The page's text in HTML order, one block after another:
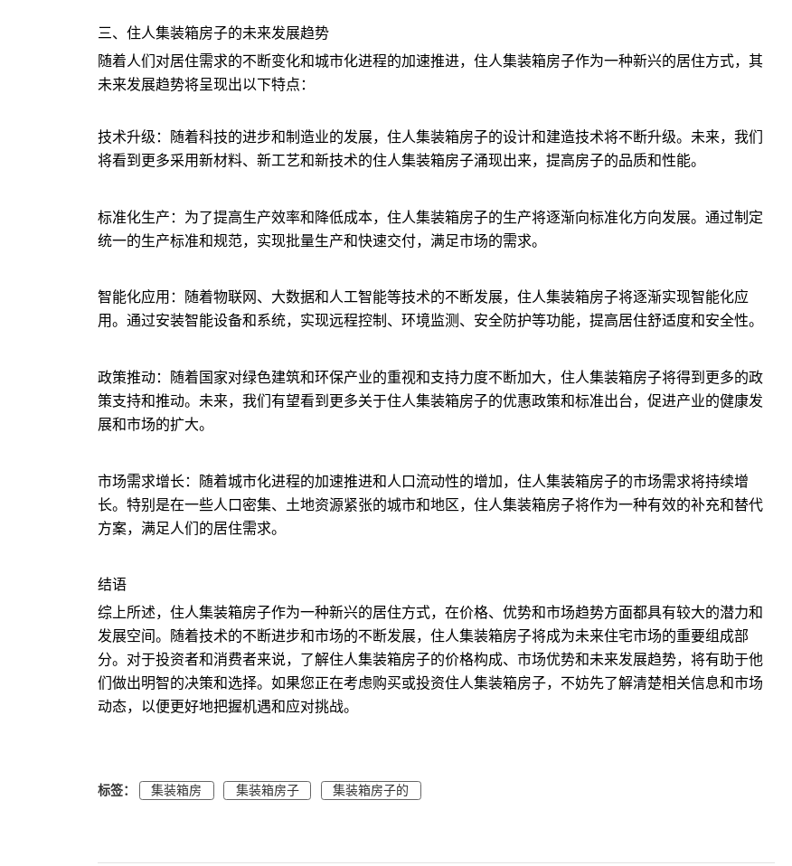
三、住人集装箱房子的未来发展趋势
随着人们对居住需求的不断变化和城市化进程的加速推进，住人集装箱房子作为一种新兴的居住方式，其
未来发展趋势将呈现出以下特点：
技术升级：随着科技的进步和制造业的发展，住人集装箱房子的设计和建造技术将不断升级。未来，我们
将看到更多采用新材料、新工艺和新技术的住人集装箱房子涌现出来，提高房子的品质和性能。
标准化生产：为了提高生产效率和降低成本，住人集装箱房子的生产将逐渐向标准化方向发展。通过制定
统一的生产标准和规范，实现批量生产和快速交付，满足市场的需求。
智能化应用：随着物联网、大数据和人工智能等技术的不断发展，住人集装箱房子将逐渐实现智能化应
用。通过安装智能设备和系统，实现远程控制、环境监测、安全防护等功能，提高居住舒适度和安全性。
政策推动：随着国家对绿色建筑和环保产业的重视和支持力度不断加大，住人集装箱房子将得到更多的政
策支持和推动。未来，我们有望看到更多关于住人集装箱房子的优惠政策和标准出台，促进产业的健康发
展和市场的扩大。
市场需求增长：随着城市化进程的加速推进和人口流动性的增加，住人集装箱房子的市场需求将持续增
长。特别是在一些人口密集、土地资源紧张的城市和地区，住人集装箱房子将作为一种有效的补充和替代
方案，满足人们的居住需求。
结语
综上所述，住人集装箱房子作为一种新兴的居住方式，在价格、优势和市场趋势方面都具有较大的潜力和
发展空间。随着技术的不断进步和市场的不断发展，住人集装箱房子将成为未来住宅市场的重要组成部
分。对于投资者和消费者来说，了解住人集装箱房子的价格构成、市场优势和未来发展趋势，将有助于他
们做出明智的决策和选择。如果您正在考虑购买或投资住人集装箱房子，不妨先了解清楚相关信息和市场
动态，以便更好地把握机遇和应对挑战。
标签： 集装箱房 集装箱房子 集装箱房子的